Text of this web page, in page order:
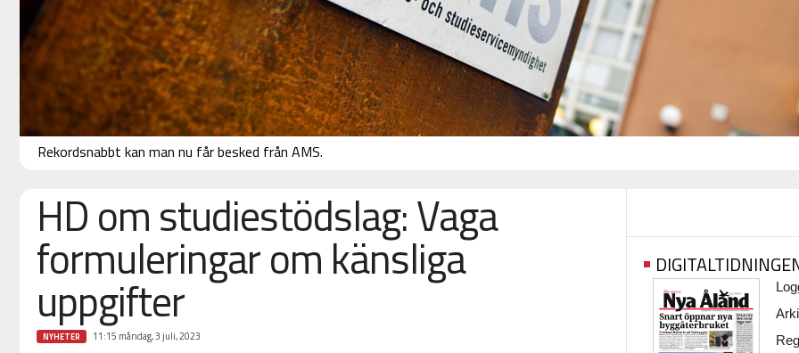
Rekordsnabbt kan man nu får besked från AMS.
HD om studiestödslag: Vaga
formuleringar om känsliga
uppgifter
NYHETER 11:15 måndag, 3 juli, 2023